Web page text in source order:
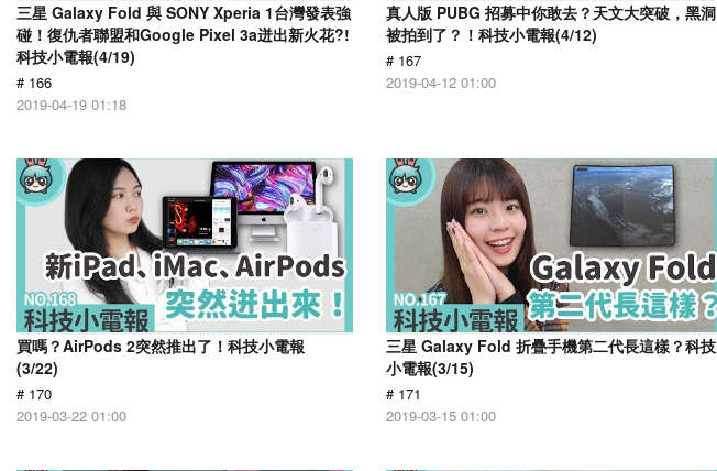
三星 Galaxy Fold 與 SONY Xperia 1台灣發表強
碰！復仇者聯盟和Google Pixel 3a迸出新火花?!
科技小電報(4/19)
# 166
2019-04-19 01:18
真人版 PUBG 招募中你敢去？天文大突破，黑洞
被拍到了？！科技小電報(4/12)
# 167
2019-04-12 01:00
買嗎？AirPods 2突然推出了！科技小電報
(3/22)
# 170
2019-03-22 01:00
三星 Galaxy Fold 折疊手機第二代長這樣？科技
小電報(3/15)
# 171
2019-03-15 01:00